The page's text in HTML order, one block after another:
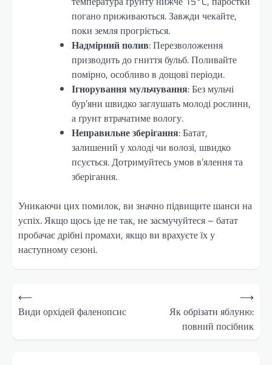
погано приживаються. Завжди чекайте,
поки земля прогріється.
Надмірний полив: Перезволоження
призводить до гниття бульб. Поливайте
помірно, особливо в дощові періоди.
Ігнорування мульчування: Без мульчі
бур’яни швидко заглушать молоді рослини,
а ґрунт втрачатиме вологу.
Неправильне зберігання: Батат,
залишений у холоді чи волозі, швидко
псується. Дотримуйтесь умов в’ялення та
зберігання.
Уникаючи цих помилок, ви значно підвищите шанси на
успіх. Якщо щось іде не так, не засмучуйтеся – батат
пробачає дрібні промахи, якщо ви врахуєте їх у
наступному сезоні.
Навігація
записів
⟵
Види орхідей фаленопсис
Як обрізати яблуню:
повний посібник
⟶